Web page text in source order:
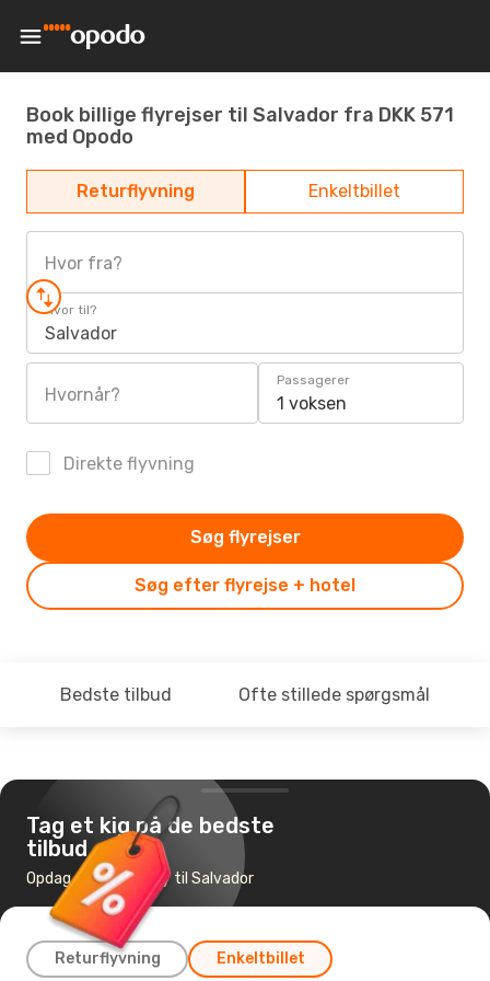
Book billige flyrejser til Salvador fra DKK 571
med Opodo
Returflyvning Enkeltbillet
Hvor fra?
Hvor til?
Salvador
Hvornår?
Passagerer
1 voksen
Direkte flyvning
Søg efter flyrejse + hotel
Søg flyrejser
Bedste tilbud Ofte stillede spørgsmål
Tag et kig på de bedste
tilbud
Opdag de billigste fly til Salvador
Returflyvning Enkeltbillet